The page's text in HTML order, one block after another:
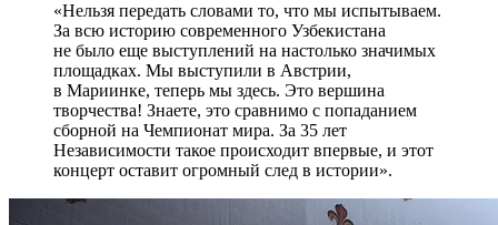
«Нельзя передать словами то, что мы испытываем.
За всю историю современного Узбекистана
не было еще выступлений на настолько значимых
площадках. Мы выступили в Австрии,
в Мариинке, теперь мы здесь. Это вершина
творчества! Знаете, это сравнимо с попаданием
сборной на Чемпионат мира. За 35 лет
Независимости такое происходит впервые, и этот
концерт оставит огромный след в истории».